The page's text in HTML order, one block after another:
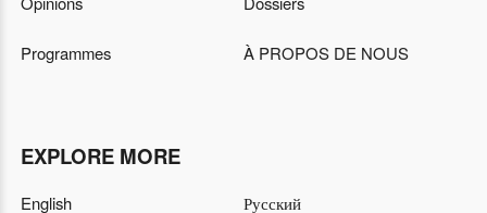
Programmes À PROPOS DE NOUS
EXPLORE MORE
English
Русский